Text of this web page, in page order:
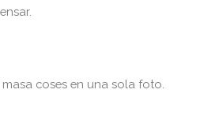
coses en una sola foto.